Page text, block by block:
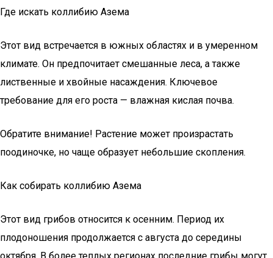
Где искать коллибию Азема
Этот вид встречается в южных областях и в умеренном
климате. Он предпочитает смешанные леса, а также
лиственные и хвойные насаждения. Ключевое
требование для его роста — влажная кислая почва.
Обратите внимание! Растение может произрастать
поодиночке, но чаще образует небольшие скопления.
Как собирать коллибию Азема
Этот вид грибов относится к осенним. Период их
плодоношения продолжается с августа до середины